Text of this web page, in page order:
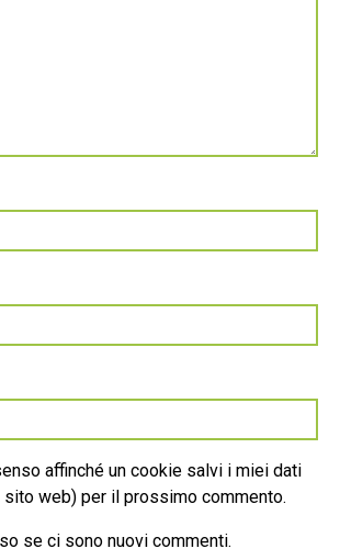
affinché un cookie salvi i miei dati
sito web) per il prossimo commento.
se ci sono nuovi commenti.